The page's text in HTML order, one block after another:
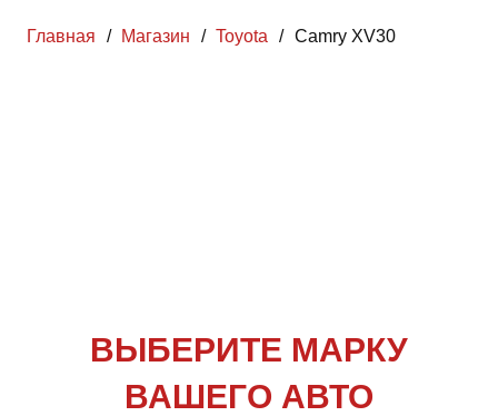
Главная / Магазин / Toyota / Camry XV30
ВЫБЕРИТЕ МАРКУ
ВАШЕГО АВТО